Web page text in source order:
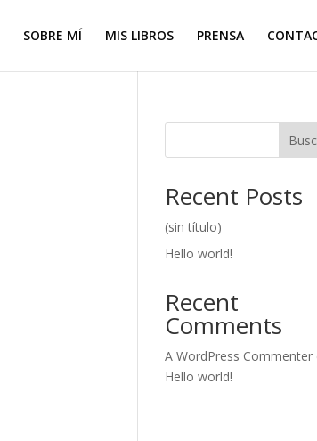
SOBRE MÍ MIS LIBROS PRENSA
Recent Posts
(sin título)
Hello world!
Recent
Comments
A WordPress Commenter
Hello world!